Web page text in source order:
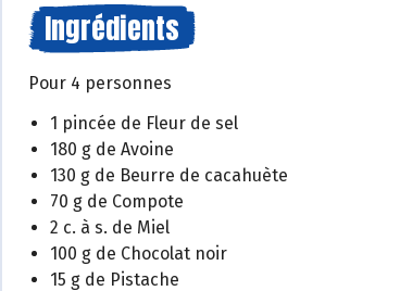
Ingrédients
Pour 4 personnes
1 pincée de Fleur de sel
180 g de Avoine
130 g de Beurre de cacahuète
70 g de Compote
2 c. à s. de Miel
100 g de Chocolat noir
15 g de Pistache